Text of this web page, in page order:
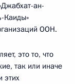
ан-
Каиды»
ООН.
это то, что
так или иначе
этих